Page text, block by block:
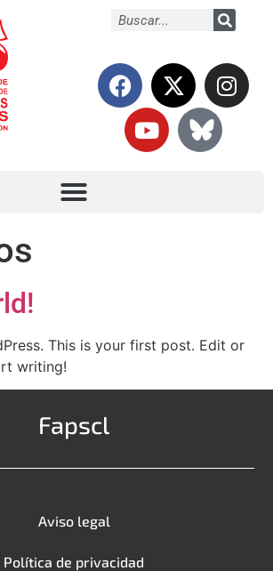
This is your first post. Edit or
writing!
Fapscl
Aviso legal
Política de privacidad